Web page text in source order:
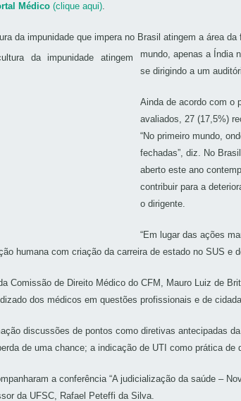
Médico (clique aqui).
da impunidade que impera no Brasil atingem a área
mundo, apenas a Índia
se dirigindo a um
Ainda de acordo com o
avaliados, 27 (17,5%)
“No primeiro mundo,
fechadas”, diz. No
aberto este ano
contribuir para a
o dirigente.
“Em lugar das ações
humana com criação da carreira de estado no SUS
Comissão de Direito Médico do CFM, Mauro Luiz de
dos médicos em questões profissionais e de
discussões de pontos como diretivas antecipadas
de uma chance; a indicação de UTI como prática
a conferência “A judicialização da saúde –
da UFSC, Rafael Peteffi da Silva.